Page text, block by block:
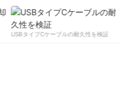
USBタイプCケーブルの耐久性を検証